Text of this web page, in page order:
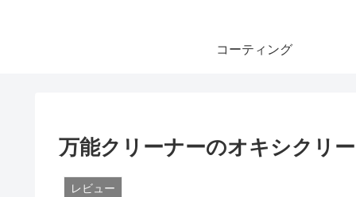
コーティング
万能クリーナーのオキシクリ
レビュー